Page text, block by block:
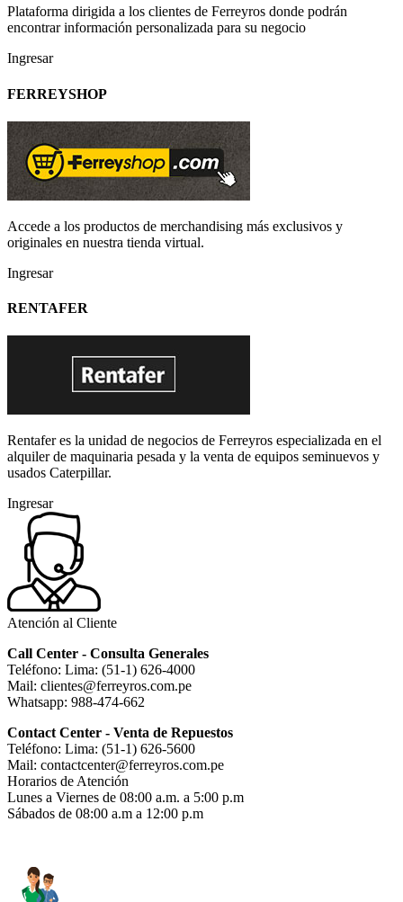
Plataforma dirigida a los clientes de Ferreyros donde podrán
encontrar información personalizada para su negocio
Ingresar
FERREYSHOP
Accede a los productos de merchandising más exclusivos y
originales en nuestra tienda virtual.
Ingresar
RENTAFER
Rentafer es la unidad de negocios de Ferreyros especializada en el
alquiler de maquinaria pesada y la venta de equipos seminuevos y
usados Caterpillar.
Ingresar
Atención al Cliente
Call Center - Consulta Generales
Teléfono: Lima: (51-1) 626-4000
Mail: clientes@ferreyros.com.pe
Whatsapp: 988-474-662
Contact Center - Venta de Repuestos
Teléfono: Lima: (51-1) 626-5600
Mail: contactcenter@ferreyros.com.pe
Horarios de Atención
Lunes a Viernes de 08:00 a.m. a 5:00 p.m
Sábados de 08:00 a.m a 12:00 p.m